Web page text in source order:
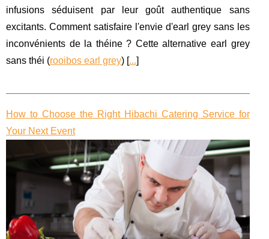
infusions séduisent par leur goût authentique sans
excitants. Comment satisfaire l'envie d'earl grey sans les
inconvénients de la théine ? Cette alternative earl grey
sans théi (rooibos earl grey) [...]
How to Choose the Right Hibachi Catering Service for
Your Next Event